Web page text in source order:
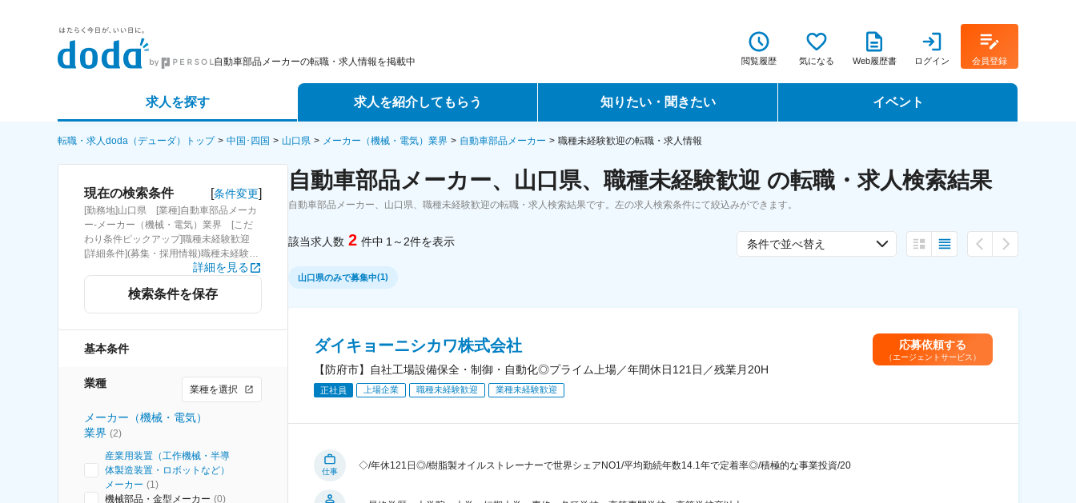
自動車部品メーカーの転職・求人情報を掲載中 閲覧履歴 気になる Web履歴書 ログイン 会員登録
求人を探す
詳細条件から探す
求人特集から探す
求人を紹介してもらう
エージェントサービス
スカウトサービス
知りたい・聞きたい
転職ノウハウ
データで見る転職
イベント
転職フェア
転職・求人doda（デューダ）トップ 中国･四国 山口県 メーカー（機械・電気）業界 自動車部品メーカー 職種未経験歓迎の転職・求人情報
現在の検索条件 [条件変更]
[勤務地]山口県 [業種]自動車部品メーカ
ー-メーカー（機械・電気）業界 [こだ
わり条件ピックアップ]職種未経験歓迎
[詳細条件](募集・採用情報)職種未経験歓
詳細を見る
検索条件を保存
基本条件
業種 業種を選択
メーカー（機械・電気）
業界 (2)
産業用装置（工作機械・半導
体製造装置・ロボットなど）
メーカー (1)
機械部品・金型メーカー (0)
自動車部品メーカー、山口県、職種未経験歓迎 の転職・求人検索結果
自動車部品メーカー、山口県、職種未経験歓迎の転職・求人検索結果です。左の求人検索条件にて絞込みができます。
該当求人数 2 件中 1～2件を表示 条件で並べ替え
山口県のみで募集中(1)
ダイキョーニシカワ株式会社
【防府市】自社工場設備保全・制御・自動化◎プライム上場／年間休日121日／残業月20H
正社員 上場企業 職種未経験歓迎 業種未経験歓迎
応募依頼する
（エージェントサービス）
仕事
◇/年休121日◎/樹脂製オイルストレーナーで世界シェアNO1/平均勤続年数14.1年で定着率◎/積極的な事業投資/20